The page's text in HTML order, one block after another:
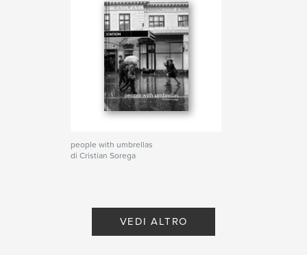
people with umbrellas
di Cristian Sorega
VEDI ALTRO